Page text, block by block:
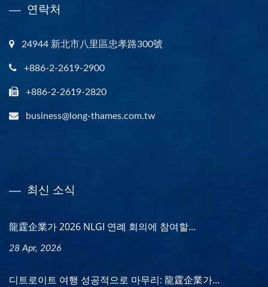
연락처
24944 新北市八里區忠孝路300號
+886-2-2619-2900
+886-2-2619-2820
business@long-thames.com.tw
최신 소식
龍霆企業가 2026 NLGI 연례 회의에 참여할...
28 Apr, 2026
디트로이트 여행 성공적으로 마무리: 龍霆企業가...